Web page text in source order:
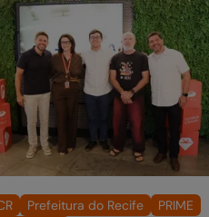
Prefeitura do Recife
PRIME